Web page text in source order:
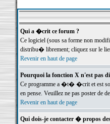
Qui a �crit ce forum ?
Ce logiciel (sous sa forme non
distribu� librement; cliquez sur le
Revenir en haut de page
Pourquoi la fonction X n'est pas
Ce programme a �t� �crit et est
en pense. Veuillez ne pas poster de
Revenir en haut de page
Qui dois-je contacter � propos